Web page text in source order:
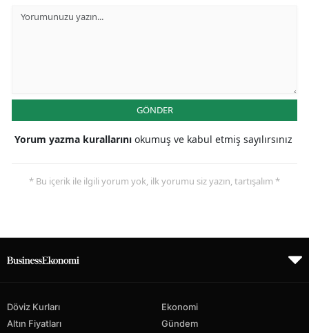
GÖNDER
Yorum yazma kurallarını okumuş ve kabul etmiş sayılırsınız
* Bu içerik ile ilgili yorum yok, ilk yorumu siz yazın, tartışalım *
Döviz Kurları
Altın Fiyatları
Ekonomi
Gündem